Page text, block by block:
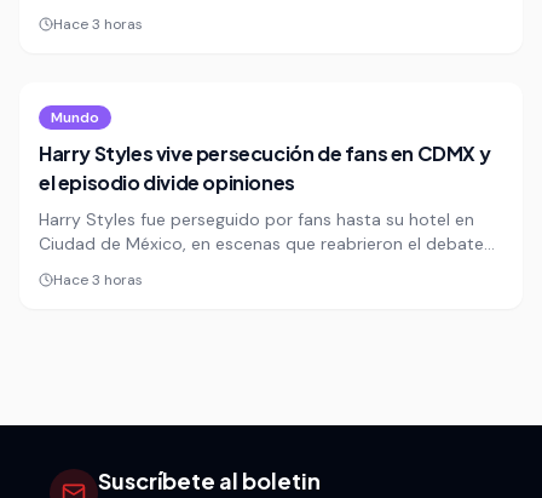
13 muertos y 4 heridos. El caso vuelve a exponer la
precariedad vial y la alta letalidad del tránsito en Perú.
Hace 3 horas
Mundo
Harry Styles vive persecución de fans en CDMX y
el episodio divide opiniones
Harry Styles fue perseguido por fans hasta su hotel en
Ciudad de México, en escenas que reabrieron el debate
sobre los límites entre la euforia y el acoso a las
celebridades. El episodio dividió opiniones en redes y
Hace 3 horas
Suscríbete al boletin